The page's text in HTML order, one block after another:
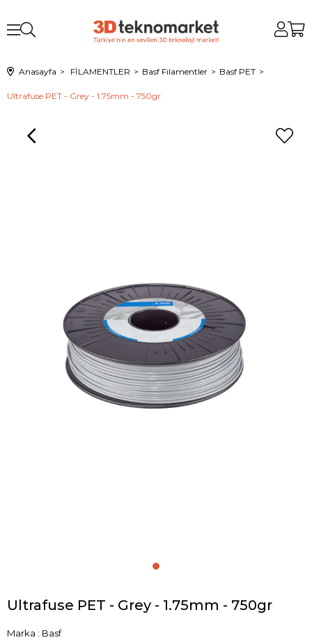
Anasayfa FİLAMENTLER Basf Filamentler Basf PET
Ultrafuse PET - Grey - 1.75mm - 750gr
Ultrafuse PET - Grey - 1.75mm - 750gr
Marka : Basf